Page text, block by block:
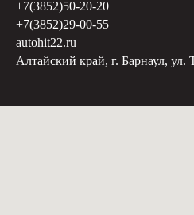
+7(3852)50-20-20
+7(3852)29-00-55
autohit22.ru
Алтайский край, г. Барнаул, ул.